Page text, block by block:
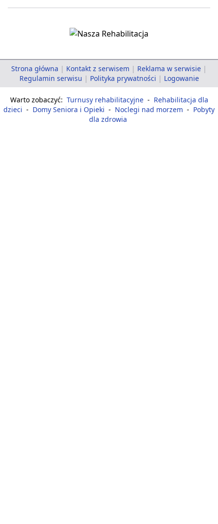
Strona główna | Kontakt z serwisem | Reklama w serwisie |
Regulamin serwisu | Polityka prywatności | Logowanie
Warto zobaczyć: Turnusy rehabilitacyjne - Rehabilitacja dla
dzieci - Domy Seniora i Opieki - Noclegi nad morzem - Pobyty
dla zdrowia